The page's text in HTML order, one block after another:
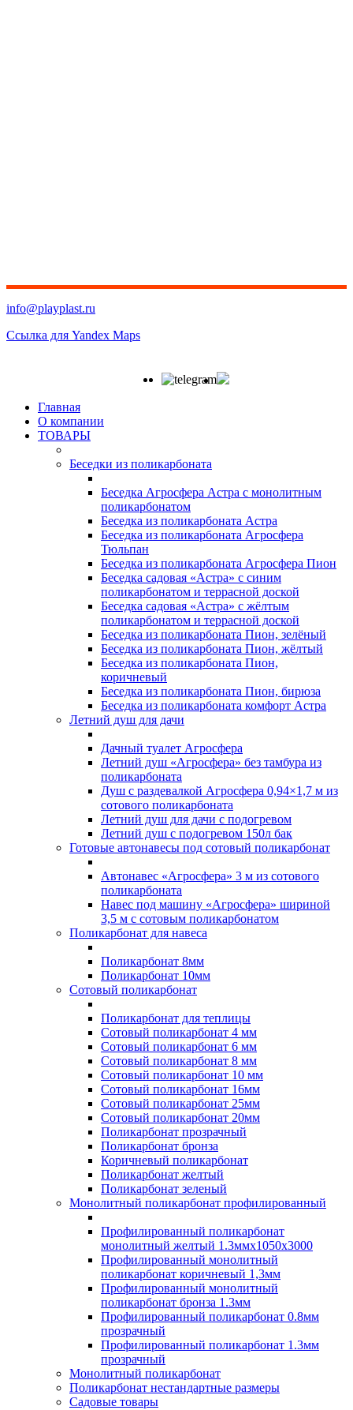
info@playplast.ru
Ссылка для Yandex Maps
Главная
О компании
ТОВАРЫ
Беседки из поликарбоната
Беседка Агросфера Астра с монолитным
поликарбонатом
Беседка из поликарбоната Астра
Беседка из поликарбоната Агросфера
Тюльпан
Беседка из поликарбоната Агросфера Пион
Беседка садовая «Астра» с синим
поликарбонатом и террасной доской
Беседка садовая «Астра» с жёлтым
поликарбонатом и террасной доской
Беседка из поликарбоната Пион, зелёный
Беседка из поликарбоната Пион, жёлтый
Беседка из поликарбоната Пион,
коричневый
Беседка из поликарбоната Пион, бирюза
Беседка из поликарбоната комфорт Астра
Летний душ для дачи
Дачный туалет Агросфера
Летний душ «Агросфера» без тамбура из
поликарбоната
Душ с раздевалкой Агросфера 0,94×1,7 м из
сотового поликарбоната
Летний душ для дачи с подогревом
Летний душ с подогревом 150л бак
Готовые автонавесы под сотовый поликарбонат
Автонавес «Агросфера» 3 м из сотового
поликарбоната
Навес под машину «Агросфера» шириной
3,5 м с сотовым поликарбонатом
Поликарбонат для навеса
Поликарбонат 8мм
Поликарбонат 10мм
Сотовый поликарбонат
Поликарбонат для теплицы
Сотовый поликарбонат 4 мм
Сотовый поликарбонат 6 мм
Сотовый поликарбонат 8 мм
Сотовый поликарбонат 10 мм
Сотовый поликарбонат 16мм
Сотовый поликарбонат 25мм
Сотовый поликарбонат 20мм
Поликарбонат прозрачный
Поликарбонат бронза
Коричневый поликарбонат
Поликарбонат желтый
Поликарбонат зеленый
Монолитный поликарбонат профилированный
Профилированный поликарбонат
монолитный желтый 1.3ммх1050х3000
Профилированный монолитный
поликарбонат коричневый 1,3мм
Профилированный монолитный
поликарбонат бронза 1.3мм
Профилированный поликарбонат 0.8мм
прозрачный
Профилированный поликарбонат 1.3мм
прозрачный
Монолитный поликарбонат
Поликарбонат нестандартные размеры
Садовые товары